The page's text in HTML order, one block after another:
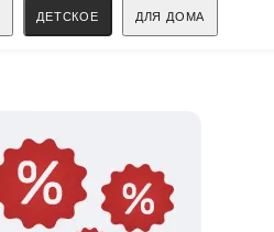
ДЕТСКОЕ ДЛЯ ДОМА